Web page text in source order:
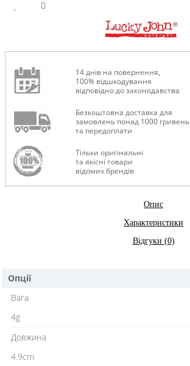
14 днів на повернення,
100% відшкодування
відповідно до законодавства
Безкоштовна доставка для
замовлень понад 1000 гривень
та передоплати
Тільки оригінальні
та якісні товари
відомих брендів
Опис
Характеристики
Відгуки (0)
Опції
Вага
4g
Довжина
4.9cm